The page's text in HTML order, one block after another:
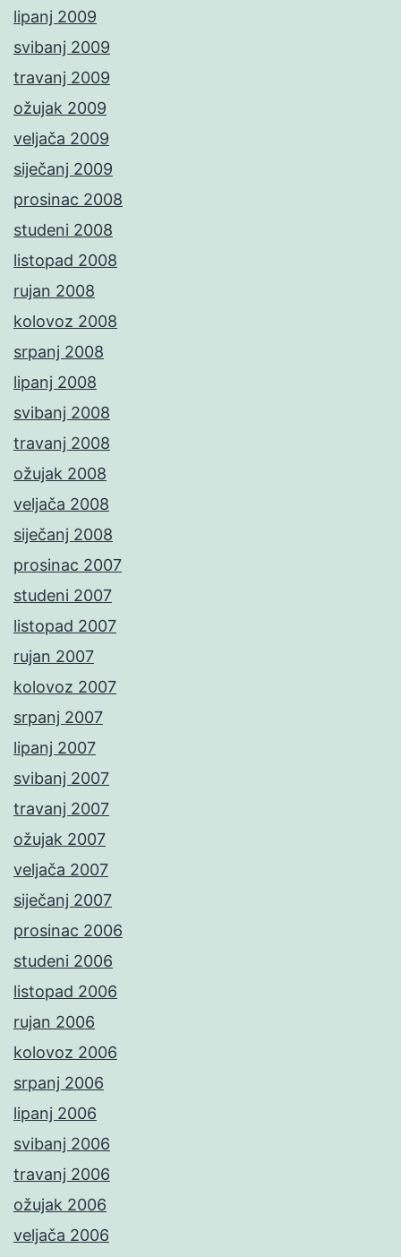
lipanj 2009
svibanj 2009
travanj 2009
ožujak 2009
veljača 2009
siječanj 2009
prosinac 2008
studeni 2008
listopad 2008
rujan 2008
kolovoz 2008
srpanj 2008
lipanj 2008
svibanj 2008
travanj 2008
ožujak 2008
veljača 2008
siječanj 2008
prosinac 2007
studeni 2007
listopad 2007
rujan 2007
kolovoz 2007
srpanj 2007
lipanj 2007
svibanj 2007
travanj 2007
ožujak 2007
veljača 2007
siječanj 2007
prosinac 2006
studeni 2006
listopad 2006
rujan 2006
kolovoz 2006
srpanj 2006
lipanj 2006
svibanj 2006
travanj 2006
ožujak 2006
veljača 2006